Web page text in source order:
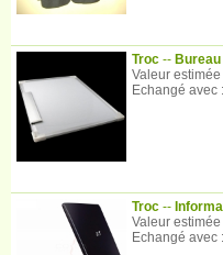
Troc -- Bureau
Valeur estimée
Echangé avec :
Troc --
Valeur estimée
Echangé avec :